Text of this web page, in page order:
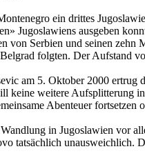
ein drittes
Jugoslawiens ausgeben
von Serbien und seinen
folgten. Der Aufstand
am 5. Oktober 2000
keine weitere Aufsplitterung
Abenteuer
in Jugoslawien vor
tatsächlich unausweichlich.